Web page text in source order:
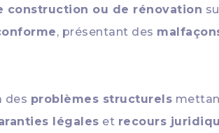
construction ou de rénovation
, présentant des
des problèmes structurels
légales et recours